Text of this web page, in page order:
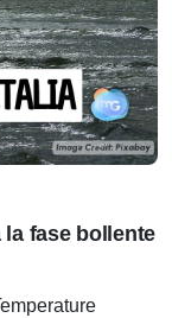
la fase bollente